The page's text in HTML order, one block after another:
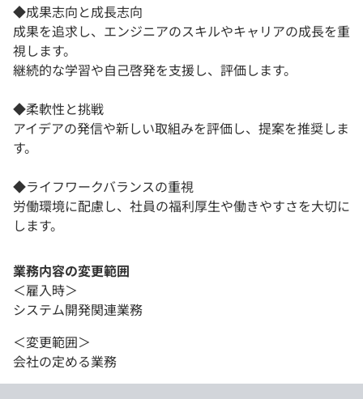
◆成果志向と成長志向
成果を追求し、エンジニアのスキルやキャリアの成長を重
視します。
継続的な学習や自己啓発を支援し、評価します。
◆柔軟性と挑戦
アイデアの発信や新しい取組みを評価し、提案を推奨しま
す。
◆ライフワークバランスの重視
労働環境に配慮し、社員の福利厚生や働きやすさを大切に
します。
業務内容の変更範囲
＜雇入時＞
システム開発関連業務
＜変更範囲＞
会社の定める業務